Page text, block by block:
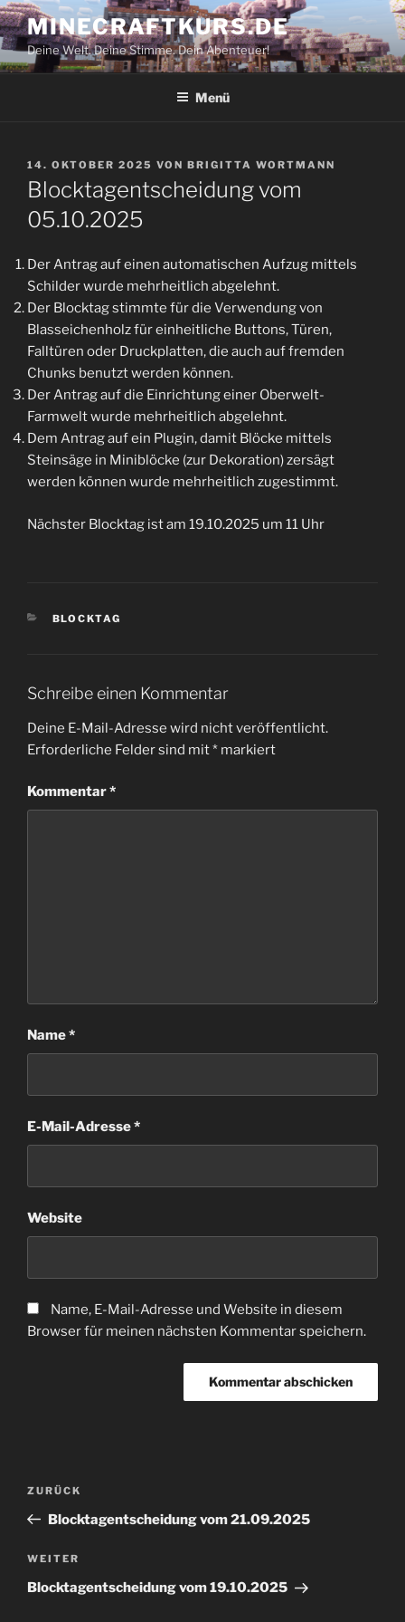
Zum
Inhalt
springen
MINECRAFTKURS.DE
Deine Welt. Deine Stimme. Dein Abenteuer!
Menü
VERÖFFENTLICHT
AM
14. OKTOBER 2025 VON BRIGITTA WORTMANN
Blocktagentscheidung vom
05.10.2025
Der Antrag auf einen automatischen Aufzug mittels
Schilder wurde mehrheitlich abgelehnt.
Der Blocktag stimmte für die Verwendung von
Blasseichenholz für einheitliche Buttons, Türen,
Falltüren oder Druckplatten, die auch auf fremden
Chunks benutzt werden können.
Der Antrag auf die Einrichtung einer Oberwelt-
Farmwelt wurde mehrheitlich abgelehnt.
Dem Antrag auf ein Plugin, damit Blöcke mittels
Steinsäge in Miniblöcke (zur Dekoration) zersägt
werden können wurde mehrheitlich zugestimmt.
Nächster Blocktag ist am 19.10.2025 um 11 Uhr
KATEGORIEN
BLOCKTAG
Schreibe einen Kommentar
Deine E-Mail-Adresse wird nicht veröffentlicht.
Erforderliche Felder sind mit* markiert
Kommentar*
Name*
E-Mail-Adresse*
Website
Name, E-Mail-Adresse und Website in diesem
Browser für meinen nächsten Kommentar speichern.
Beitragsnavigation
Vorheriger
Beitrag
ZURÜCK
Blocktagentscheidung vom 21.09.2025
Nächster
Beitrag
WEITER
Blocktagentscheidung vom 19.10.2025